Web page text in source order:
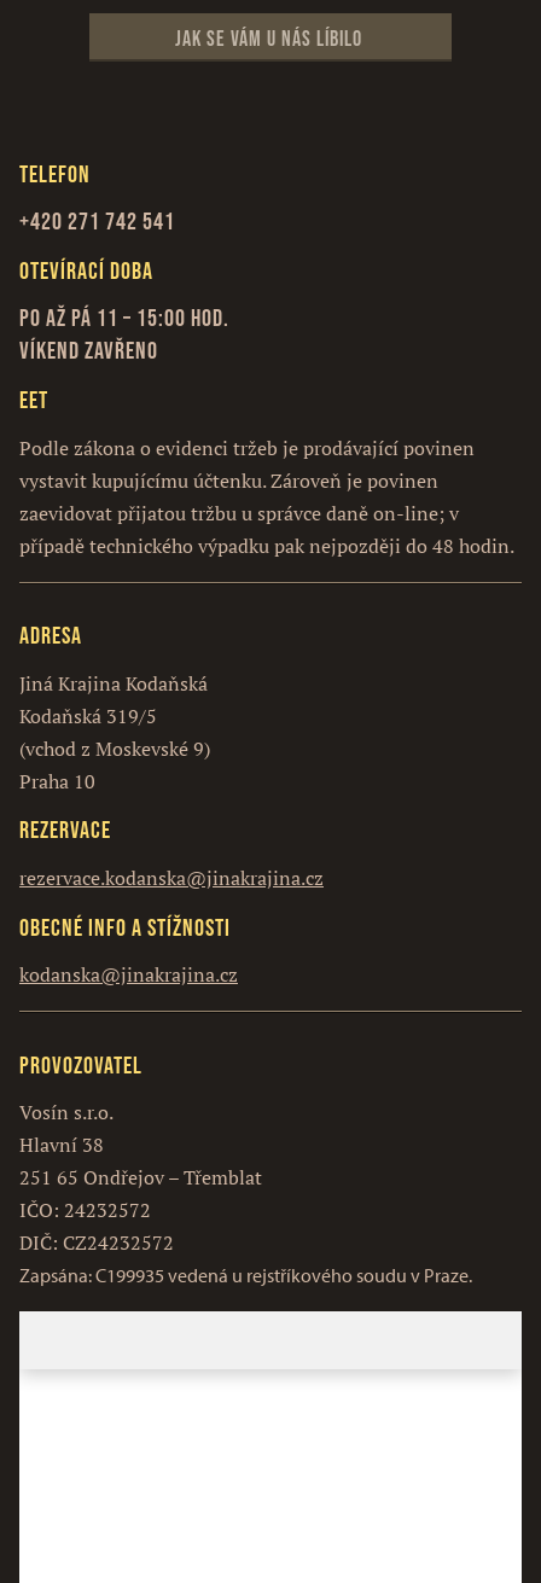
Jak se vám u nás líbilo
Telefon
+420 271 742 541
Otevírací doba
Po až Pá 11 – 15:00 hod.
Víkend zavřeno
EET
Podle zákona o evidenci tržeb je prodávající povinen
vystavit kupujícímu účtenku. Zároveň je povinen
zaevidovat přijatou tržbu u správce daně on-line; v
případě technického výpadku pak nejpozději do 48 hodin.
Adresa
Jiná Krajina Kodaňská
Kodaňská 319/5
(vchod z Moskevské 9)
Praha 10
Rezervace
rezervace.kodanska@jinakrajina.cz
Obecné info a stížnosti
kodanska@jinakrajina.cz
Provozovatel
Vosín s.r.o.
Hlavní 38
251 65 Ondřejov – Třemblat
IČO: 24232572
DIČ: CZ24232572
Zapsána: C199935 vedená u rejstříkového soudu v Praze.